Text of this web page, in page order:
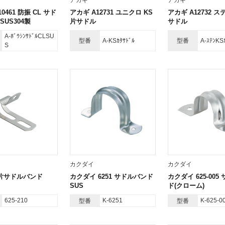
防振 CL サド
製
A-ﾎﾞｳｼﾝｻﾄﾞﾙCLSU
S
アカギ A12731 ユニクロ KS
片サドル
型番 A-KSｶﾀｻﾄﾞﾙ
アカギ A12732 ス
サドル
型番 A-ｽﾃﾝKS
サドルバンド
625-210
カクダイ
カクダイ 6251 サドルバンド
SUS
型番 K-6251
カクダイ
カクダイ 625-005
ド(クローム)
型番 K-625-